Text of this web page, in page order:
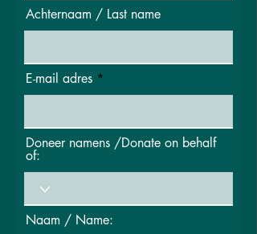
Achternaam / Last name
E-mail adres
Doneer namens /Donate on behalf
of:
Naam / Name: